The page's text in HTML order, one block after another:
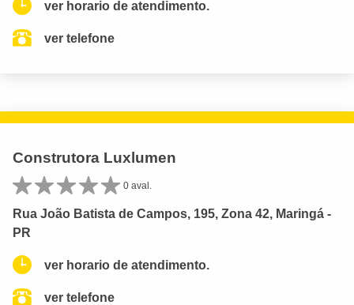
ver horario de atendimento.
ver telefone
Construtora Luxlumen
0 aval.
Rua João Batista de Campos, 195, Zona 42, Maringá -
PR
ver horario de atendimento.
ver telefone